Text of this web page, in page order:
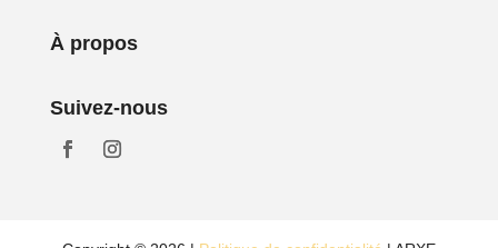
À propos
Suivez-nous